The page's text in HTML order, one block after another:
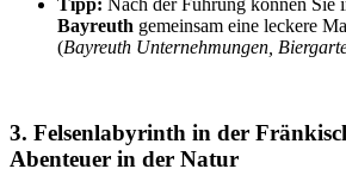
Bayreuth gemeinsam eine leckere
(Bayreuth Unternehmungen,
3. Felsenlabyrinth in der
Abenteuer in der Natur